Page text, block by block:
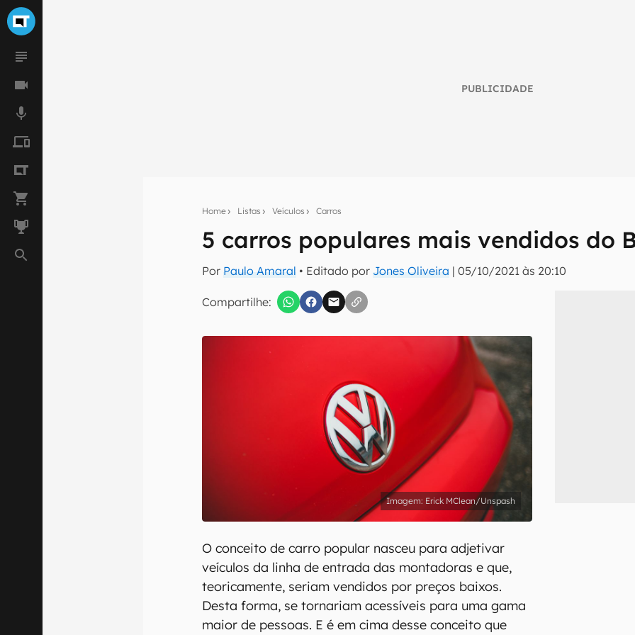
PUBLICIDADE
Home Listas Veículos Carros
5 carros populares mais vendidos do
Por Paulo Amaral • Editado por Jones Oliveira |05/10/2021 às 20:10
Compartilhe:
Seu resumo inteligente do mundo tech!
Assine a newsletter do Canaltech e receba notícias e reviews sobre tecnologia
inscreva-se
Confirmo que li, aceito e concordo com os Termos de Uso e Política de Privacidade do
Erick MClean/Unspash
O conceito de carro popular nasceu para adjetivar
veículos da linha de entrada das montadoras e que,
teoricamente, seriam vendidos por preços baixos.
Desta forma, se tornariam acessíveis para uma gama
maior de pessoas. E é em cima desse conceito que